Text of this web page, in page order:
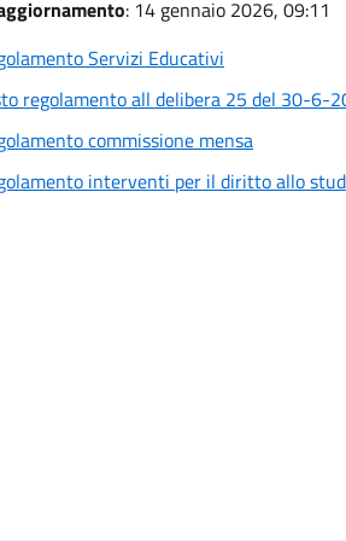
: 14 gennaio 2026, 09:11
Servizi Educativi
regolamento all delibera 25 del 30-6-
commissione mensa
interventi per il diritto allo